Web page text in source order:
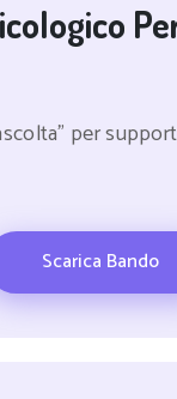
per
Scarica Bando